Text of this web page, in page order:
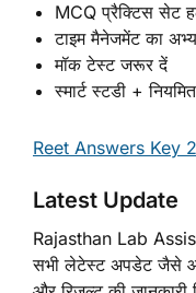
MCQ प्रैक्टिस सेट
टाइम मैनेजमेंट का
मॉक टेस्ट जरूर दें
स्मार्ट स्टडी +
Reet Answers Key
Latest Update
Rajasthan Lab
सभी लेटेस्ट अपडेट जैसे